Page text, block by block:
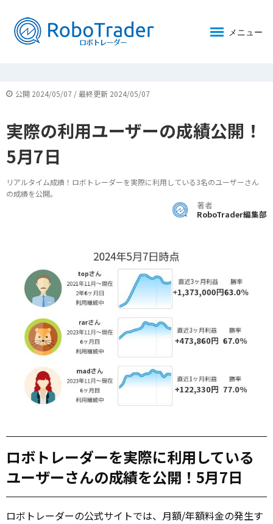
メニュー
公開 2024/05/07 / 最終更新 2024/05/07
実際の利用ユーザーの成績公開！
5月7日
リアルタイム成績！ロボトレーダーを実際に利用している3名のユーザーさん
の成績を公開。
著者
RoboTrader編集部
ロボトレーダーを実際に利用している
ユーザーさんの成績を公開！5月7日
ロボトレーダーの公式サイトでは、月額/年額料金の発生す